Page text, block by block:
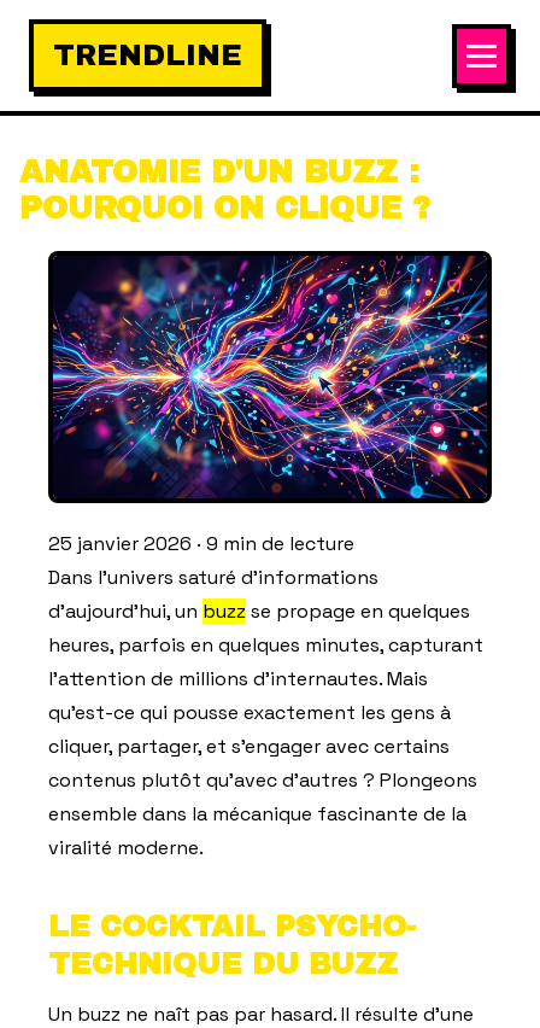
TRENDLINE
ANATOMIE D'UN BUZZ :
POURQUOI ON CLIQUE ?
25 janvier 2026 · 9 min de lecture
Dans l'univers saturé d'informations
d'aujourd'hui, un buzzse propage en quelques
heures, parfois en quelques minutes, capturant
l'attention de millions d'internautes. Mais
qu'est-ce qui pousse exactement les gens à
cliquer, partager, et s'engager avec certains
contenus plutôt qu'avec d'autres ? Plongeons
ensemble dans la mécanique fascinante de la
viralité moderne.
LE COCKTAIL PSYCHO-
TECHNIQUE DU BUZZ
Un buzz ne naît pas par hasard. Il résulte d'une